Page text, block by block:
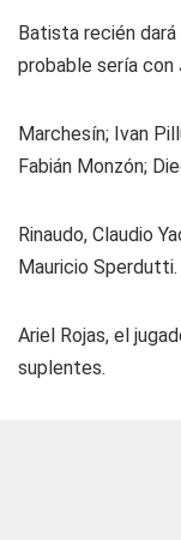
Batista recién
probable sería con
Marchesín; Ivan
Fabián Monzón;
Rinaudo, Claudio
Mauricio Sperdutti.
Ariel Rojas, el
suplentes.